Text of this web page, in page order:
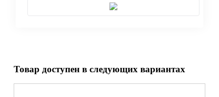
Товар доступен в следующих вариантах